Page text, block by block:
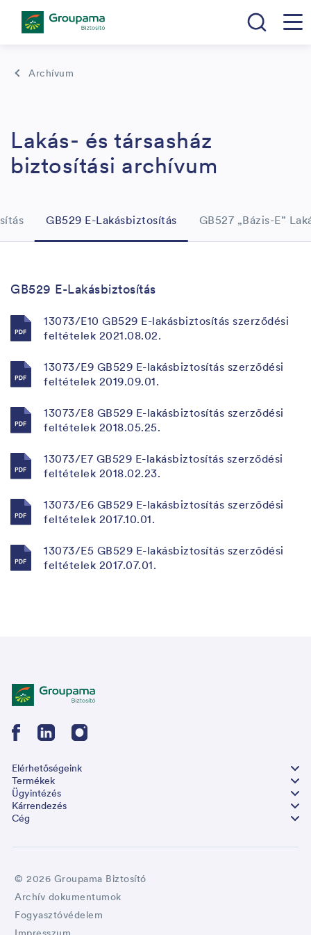
Archívum
Lakás- és társasház
biztosítási archívum
GB529 E-Lakásbiztosítás GB527 „Bázis-E”
GB529 E-Lakásbiztosítás
13073/E10 GB529 E-lakásbiztosítás szerződési
feltételek 2021.08.02.
13073/E9 GB529 E-lakásbiztosítás szerződési
feltételek 2019.09.01.
13073/E8 GB529 E-lakásbiztosítás szerződési
feltételek 2018.05.25.
13073/E7 GB529 E-lakásbiztosítás szerződési
feltételek 2018.02.23.
13073/E6 GB529 E-lakásbiztosítás szerződési
feltételek 2017.10.01.
13073/E5 GB529 E-lakásbiztosítás szerződési
feltételek 2017.07.01.
Elérhetőségeink
Termékek
Ügyintézés
Kárrendezés
Cég
© 2026 Groupama Biztosító
Archív dokumentumok
Fogyasztóvédelem